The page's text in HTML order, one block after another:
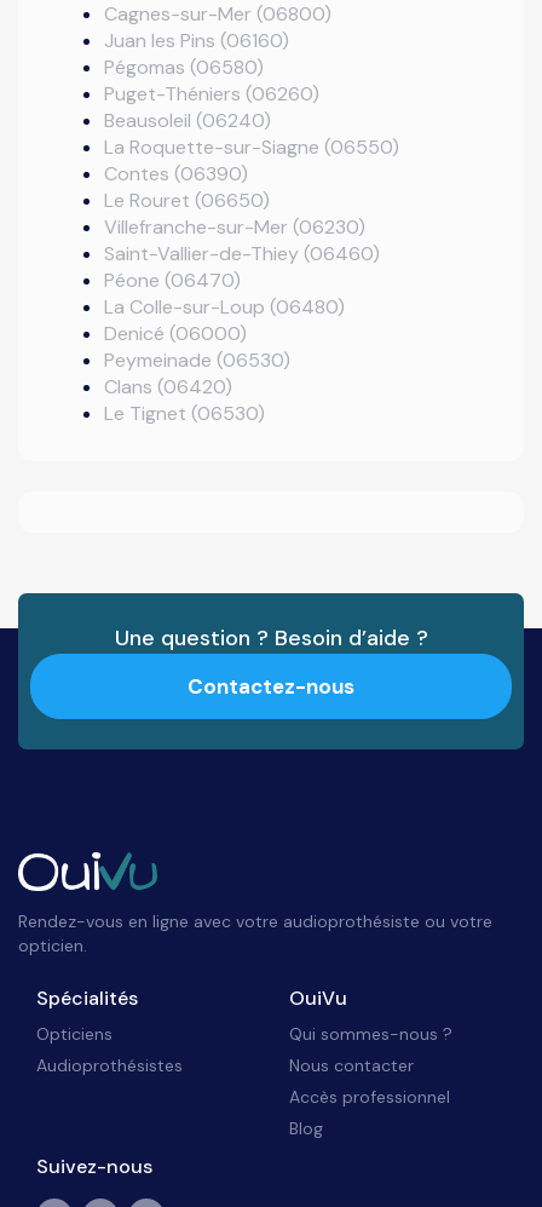
Cagnes-sur-Mer (06800)
Juan les Pins (06160)
Pégomas (06580)
Puget-Théniers (06260)
Beausoleil (06240)
La Roquette-sur-Siagne (06550)
Contes (06390)
Le Rouret (06650)
Villefranche-sur-Mer (06230)
Saint-Vallier-de-Thiey (06460)
Péone (06470)
La Colle-sur-Loup (06480)
Denicé (06000)
Peymeinade (06530)
Clans (06420)
Le Tignet (06530)
Une question ? Besoin d’aide ?
Contactez-nous
Rendez-vous en ligne avec votre audioprothésiste ou votre
opticien.
Spécialités
Opticiens
Audioprothésistes
OuiVu
Qui sommes-nous ?
Nous contacter
Accès professionnel
Blog
Suivez-nous